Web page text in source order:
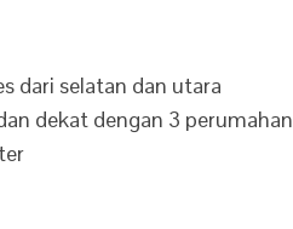
dari selatan dan utara
dekat dengan 3 perumahan